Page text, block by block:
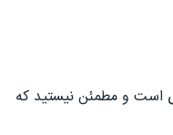
و مطمئن نیستید که